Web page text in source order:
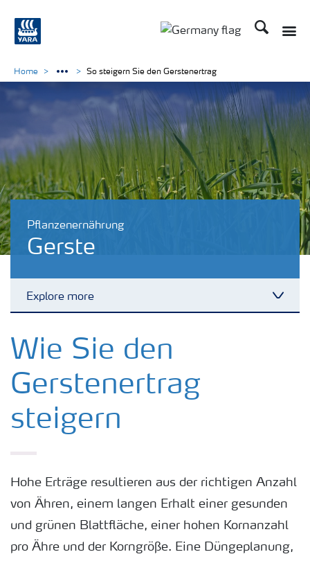
Suchen
Pflanzenernährung
Gerste
Explore more
Kulturen
Düngemittel
Tools & Services
Home So steigern Sie den Gerstenertrag
Wie Sie den
Gerstenertrag
steigern
Hohe Erträge resultieren aus der richtigen Anzahl
von Ähren, einem langen Erhalt einer gesunden
und grünen Blattfläche, einer hohen Kornanzahl
pro Ähre und der Korngröße. Eine Düngeplanung,